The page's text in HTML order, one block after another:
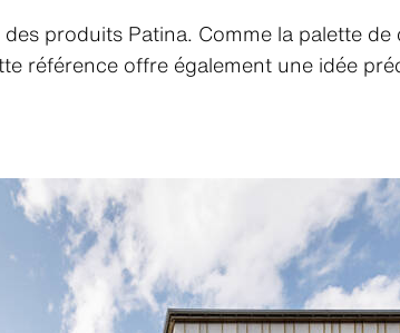
produits Patina. Comme la palette
référence offre également une idée